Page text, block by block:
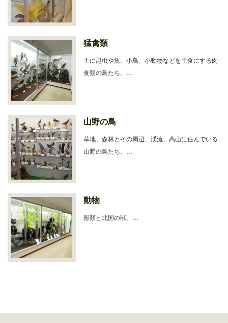
猛禽類
主に昆虫や魚、小鳥、小動物などを主食にする肉
食類の鳥たち。…
山野の鳥
草地、森林とその周辺、渓流、高山に住んでいる
山野の鳥たち。…
動物
獣類と北国の獣。…